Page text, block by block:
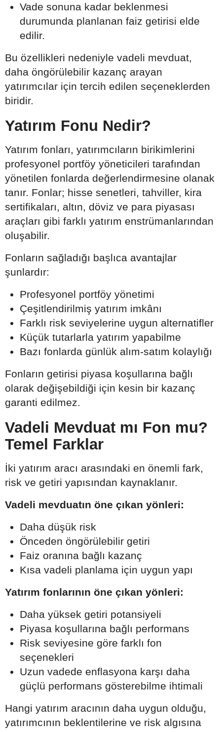
Vade sonuna kadar beklenmesi
durumunda planlanan faiz getirisi elde
edilir.
Bu özellikleri nedeniyle vadeli mevduat,
daha öngörülebilir kazanç arayan
yatırımcılar için tercih edilen seçeneklerden
biridir.
Yatırım Fonu Nedir?
Yatırım fonları, yatırımcıların birikimlerini
profesyonel portföy yöneticileri tarafından
yönetilen fonlarda değerlendirmesine olanak
tanır. Fonlar; hisse senetleri, tahviller, kira
sertifikaları, altın, döviz ve para piyasası
araçları gibi farklı yatırım enstrümanlarından
oluşabilir.
Fonların sağladığı başlıca avantajlar
şunlardır:
Profesyonel portföy yönetimi
Çeşitlendirilmiş yatırım imkânı
Farklı risk seviyelerine uygun alternatifler
Küçük tutarlarla yatırım yapabilme
Bazı fonlarda günlük alım-satım kolaylığı
Fonların getirisi piyasa koşullarına bağlı
olarak değişebildiği için kesin bir kazanç
garanti edilmez.
Vadeli Mevduat mı Fon mu?
Temel Farklar
İki yatırım aracı arasındaki en önemli fark,
risk ve getiri yapısından kaynaklanır.
Vadeli mevduatın öne çıkan yönleri:
Daha düşük risk
Önceden öngörülebilir getiri
Faiz oranına bağlı kazanç
Kısa vadeli planlama için uygun yapı
Yatırım fonlarının öne çıkan yönleri:
Daha yüksek getiri potansiyeli
Piyasa koşullarına bağlı performans
Risk seviyesine göre farklı fon
seçenekleri
Uzun vadede enflasyona karşı daha
güçlü performans gösterebilme ihtimali
Hangi yatırım aracının daha uygun olduğu,
yatırımcının beklentilerine ve risk algısına